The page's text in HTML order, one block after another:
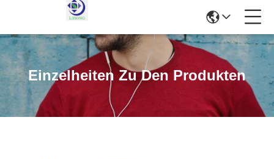
Einzelheiten Zu Den Produkten